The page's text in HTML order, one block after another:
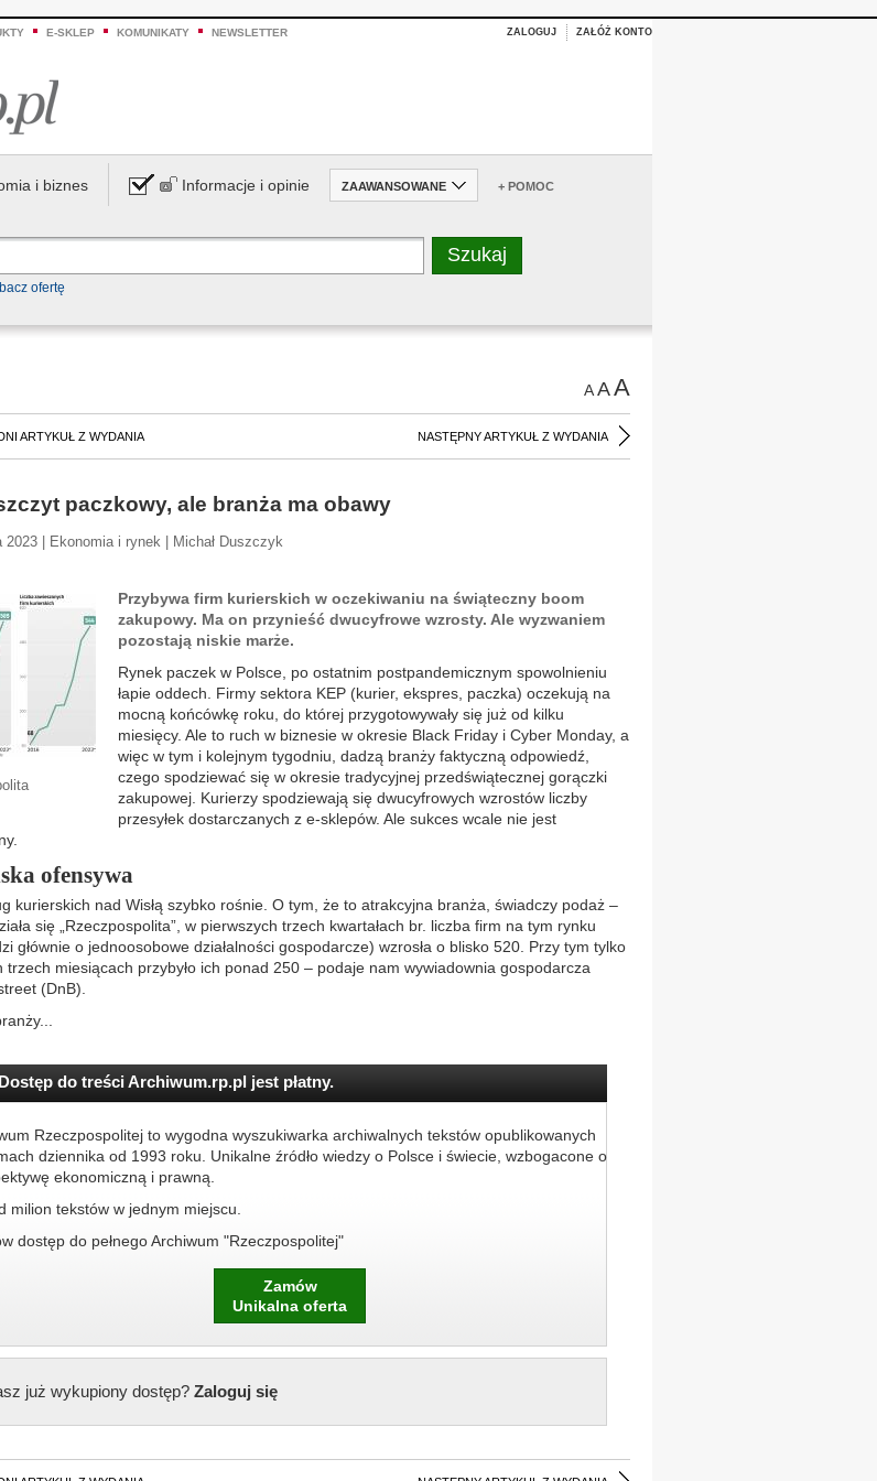
E-SKLEP KOMUNIKATY NEWSLETTER ZALOGUJ ZAŁÓŻ KONTO
i biznes Informacje i opinie ZAAWANSOWANE + POMOC
ofertę
AAA
ARTYKUŁ Z WYDANIA NASTĘPNY ARTYKUŁ Z WYDANIA
paczkowy, ale branża ma obawy
2023 | Ekonomia i rynek | Michał Duszczyk
Przybywa firm kurierskich w oczekiwaniu na świąteczny boom
zakupowy. Ma on przynieść dwucyfrowe wzrosty. Ale wyzwaniem
pozostają niskie marże.
Rynek paczek w Polsce, po ostatnim postpandemicznym spowolnieniu
łapie oddech. Firmy sektora KEP (kurier, ekspres, paczka) oczekują na
mocną końcówkę roku, do której przygotowywały się już od kilku
miesięcy. Ale to ruch w biznesie w okresie Black Friday i Cyber Monday, a
więc w tym i kolejnym tygodniu, dadzą branży faktyczną odpowiedź,
czego spodziewać się w okresie tradycyjnej przedświątecznej gorączki
zakupowej. Kurierzy spodziewają się dwucyfrowych wzrostów liczby
przesyłek dostarczanych z e-sklepów. Ale sukces wcale nie jest
ofensywa
kurierskich nad Wisłą szybko rośnie. O tym, że to atrakcyjna branża, świadczy podaż –
się „Rzeczpospolita”, w pierwszych trzech kwartałach br. liczba firm na tym rynku
głównie o jednoosobowe działalności gospodarcze) wzrosła o blisko 520. Przy tym tylko
trzech miesiącach przybyło ich ponad 250 – podaje nam wywiadownia gospodarcza
(DnB).
Dostęp do treści Archiwum.rp.pl jest płatny.
Rzeczpospolitej to wygodna wyszukiwarka archiwalnych tekstów opublikowanych
dziennika od 1993 roku. Unikalne źródło wiedzy o Polsce i świecie, wzbogacone o
ekonomiczną i prawną.
milion tekstów w jednym miejscu.
dostęp do pełnego Archiwum "Rzeczpospolitej"
Zamów
Unikalna oferta
już wykupiony dostęp?Zaloguj się